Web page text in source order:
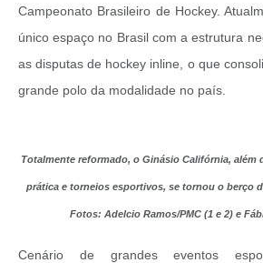
Campeonato Brasileiro de Hockey.
único espaço no Brasil com a estrutura
as disputas de hockey inline, o que
grande polo da modalidade no país.
Totalmente reformado, o Ginásio Califórnia, além
prática e torneios esportivos, se tornou o berço
Fotos: Adelcio Ramos/PMC (1 e 2) e
Cenário de grandes eventos